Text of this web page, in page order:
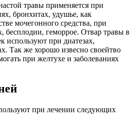
травы применяется при
бронхитах, удушье, как
мочегонного средства, при
бесплодии, геморрое. Отвар травы в
используют при диатезах,
. Так же хорошо извесно своейтво
при желтухе и заболеваниях
при лечении следующих